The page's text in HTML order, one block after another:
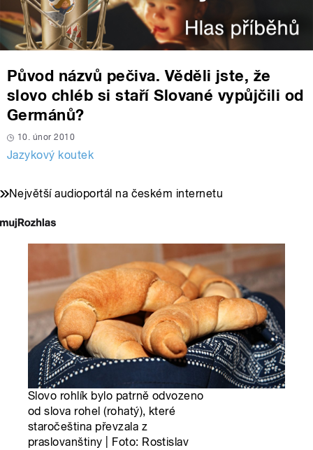
Původ názvů pečiva. Věděli jste, že
slovo chléb si staří Slované vypůjčili od
Germánů?
10. únor 2010
Jazykový koutek
Největší audioportál na českém internetu
Slovo rohlík bylo patrně odvozeno
od slova rohel (rohatý), které
staročeština převzala z
praslovanštiny | Foto: Rostislav